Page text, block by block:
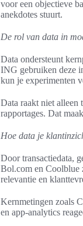
voor een objectieve
anekdotes stuurt.
De rol van data in
Data ondersteunt
ING gebruiken deze
kun je experimenten
Data raakt niet alleen
rapportages. Dat
Hoe data je
Door transactiedata,
Bol.com en Coolblue
relevantie en
Kernmetingen zoals
en app-analytics